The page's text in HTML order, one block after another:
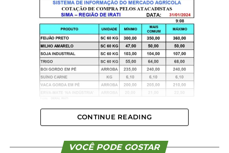
CONTINUE READING
VOCÊ PODE GOSTAR